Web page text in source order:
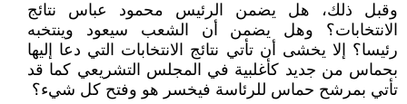
وقبل ذلك، هل يضمن الرئيس محمود عباس نتائج
الانتخابات؟ وهل يضمن أن الشعب سيعود وينتخبه
رئيسا؟ إلا يخشى أن تأتي نتائج الانتخابات التي دعا إليها
بحماس من جديد كأغلبية في المجلس التشريعي كما قد
تأتي بمرشح حماس للرئاسة فيخسر هو وفتح كل شيء؟